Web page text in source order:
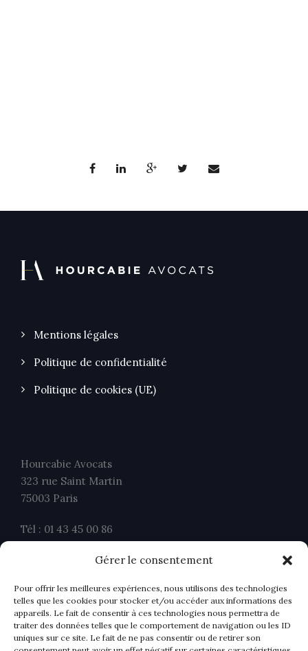
Gérer le consentement
Pour offrir les meilleures expériences, nous utilisons des technologies
telles que les cookies pour stocker et/ou accéder aux informations des
appareils. Le fait de consentir à ces technologies nous permettra de
traiter des données telles que le comportement de navigation ou les ID
uniques sur ce site. Le fait de ne pas consentir ou de retirer son
Mentions légales
Politique de confidentialité
Politique de cookies (UE)
Hourcabie Avocats
323 rue Saint Martin
75003 Paris
Tél : 01 43 45 00 86
contact@ahavocats.fr